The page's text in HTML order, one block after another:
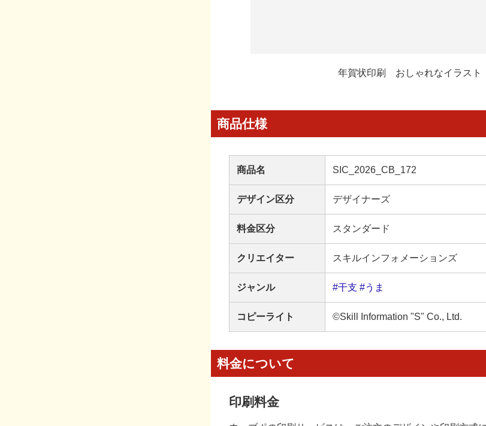
年賀状印刷 おしゃれなイラスト
商品仕様
商品名 SIC_2026_CB_172
デザイン区分 デザイナーズ
料金区分 スタンダード
クリエイター スキルインフォメーションズ
ジャンル #干支 #うま
コピーライト ©Skill Information "S" Co., Ltd.
料金について
印刷料金